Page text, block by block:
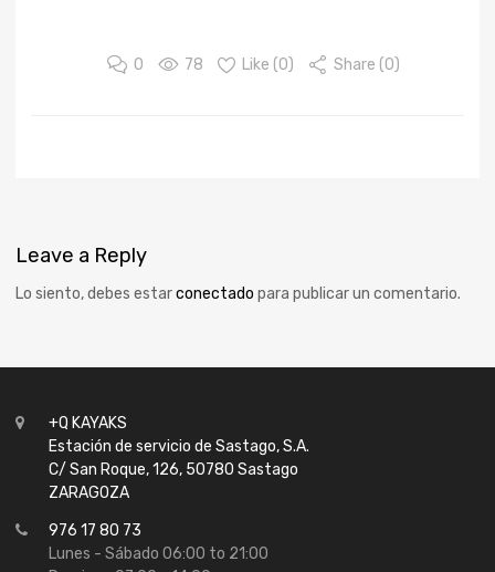
0 78 Like (0) Share (0)
Leave a Reply
Lo siento, debes estarconectado para publicar un comentario.
+Q KAYAKS
Estación de servicio de Sastago, S.A.
C/ San Roque, 126, 50780 Sastago
ZARAGOZA
976 17 80 73
Lunes - Sábado 06:00 to 21:00